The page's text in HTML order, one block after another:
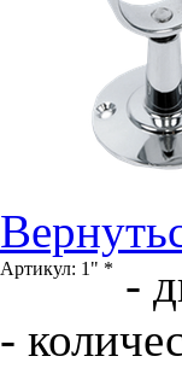
Артикул: 1" *
-
-